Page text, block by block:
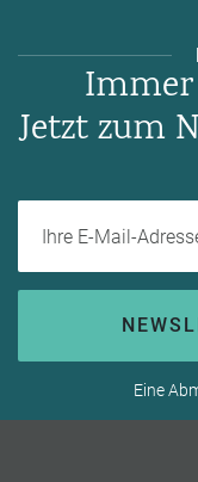
Immer
Jetzt zum
Eine